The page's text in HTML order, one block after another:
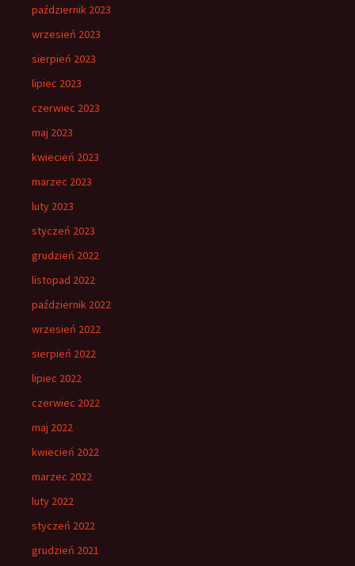
październik 2023
wrzesień 2023
sierpień 2023
lipiec 2023
czerwiec 2023
maj 2023
kwiecień 2023
marzec 2023
luty 2023
styczeń 2023
grudzień 2022
listopad 2022
październik 2022
wrzesień 2022
sierpień 2022
lipiec 2022
czerwiec 2022
maj 2022
kwiecień 2022
marzec 2022
luty 2022
styczeń 2022
grudzień 2021